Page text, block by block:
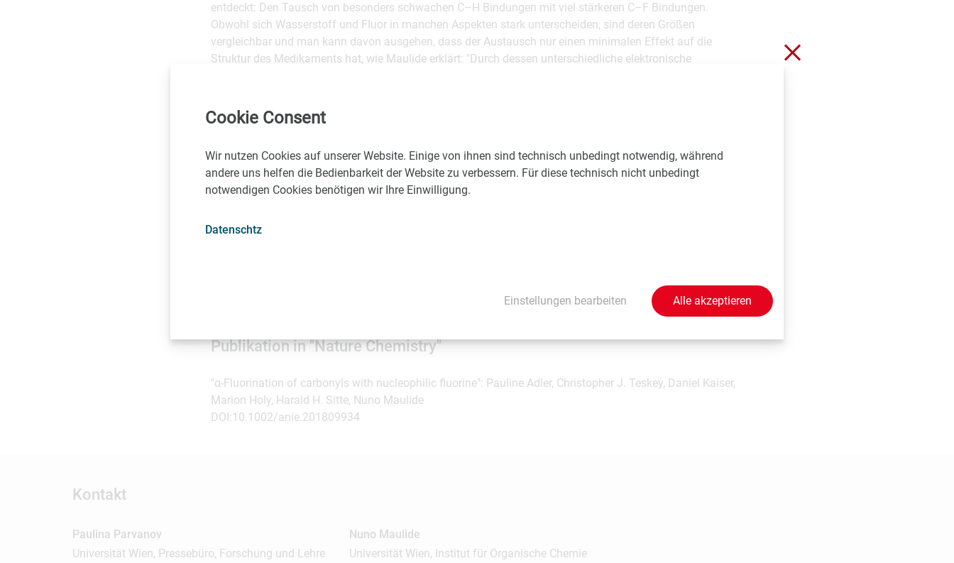
entdeckt: Den Tausch von besonders schwachen C–H Bindungen mit viel stärkeren C–F Bindungen.
Obwohl sich Wasserstoff und Fluor in manchen Aspekten stark unterscheiden, sind deren Größen
vergleichbar und man kann davon ausgehen, dass der Austausch nur einen minimalen Effekt auf die
Struktur des Medikaments hat, wie Maulide erklärt: "Durch dessen unterschiedliche elektronische
Medikament dessen Eigenschaften so verändern, dass es leichter vom Körper aufgenommen werden
könne, ergänzt Daniel Kaiser, Koautor der Studie (siehe Abbildung 1).
Die Einführung von Fluor kann eine Vielzahl von vorteilhaften Effekten auf Pharmazeutika haben, jedoch
ist die Platzierung auf organische Moleküle oft nicht einfach. "Die meisten Chemiker versuchten Fluor
einzuführen, indem sie negativ polarisierte organische Moleküle mit einem F+-Reagenz reagieren ließen.
dasselbe Fluorid verwenden konnten, das auch in Zahnpasta verwendet wird". (siehe Abbildung 2). Der
Anfang. Wir können uns vorstellen, dies mit einer Reihe anderer Pharmazeutika zu machen und die
Publikation in "Nature Chemistry"
"α-Fluorination of carbonyls with nucleophilic fluorine": Pauline Adler, Christopher J. Teskey, Daniel Kaiser,
Marion Holy, Harald H. Sitte, Nuno Maulide
DOI:10.1002/anie.201809934
Kontakt
Paulina Parvanov
Universität Wien, Pressebüro, Forschung und Lehre
Nuno Maulide
Universität Wien, Institut für Organische Chemie
Schließen ohne zu
Cookie Consent
Wir nutzen Cookies auf unserer Website. Einige von ihnen sind technisch unbedingt notwendig, während
andere uns helfen die Bedienbarkeit der Website zu verbessern. Für diese technisch nicht unbedingt
notwendigen Cookies benötigen wir Ihre Einwilligung.
Datenschtz
Einstellungen bearbeiten Alle akzeptieren